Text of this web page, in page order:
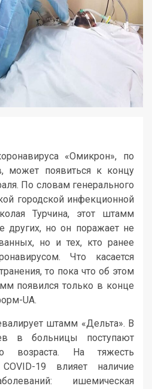
«Омикрон», по
может появиться к концу
По словам генерального
городской инфекционной
Турчина, этот штамм
других, но он поражает не
но и тех, кто ранее
Что касается
то пока что об этом
появился только в конце
UA.
штамм «Дельта». В
в больницы поступают
возраста. На тяжесть
19 влияет наличие
ишемическая